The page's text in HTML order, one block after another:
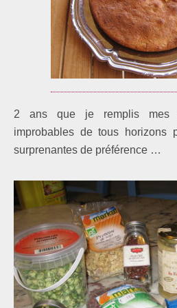
2 ans que je remplis mes
improbables de tous horizons
surprenantes de préférence …